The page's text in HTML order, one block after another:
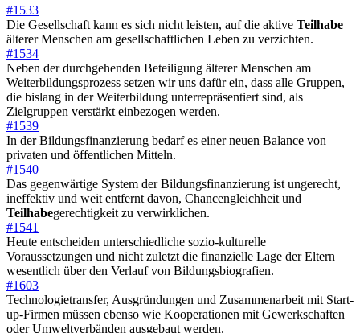
#1533
Die Gesellschaft kann es sich nicht leisten, auf die aktive Teilhabe
älterer Menschen am gesellschaftlichen Leben zu verzichten.
#1534
Neben der durchgehenden Beteiligung älterer Menschen am
Weiterbildungsprozess setzen wir uns dafür ein, dass alle Gruppen,
die bislang in der Weiterbildung unterrepräsentiert sind, als
Zielgruppen verstärkt einbezogen werden.
#1539
In der Bildungsfinanzierung bedarf es einer neuen Balance von
privaten und öffentlichen Mitteln.
#1540
Das gegenwärtige System der Bildungsfinanzierung ist ungerecht,
ineffektiv und weit entfernt davon, Chancengleichheit und
Teilhabegerechtigkeit zu verwirklichen.
#1541
Heute entscheiden unterschiedliche sozio-kulturelle
Voraussetzungen und nicht zuletzt die finanzielle Lage der Eltern
wesentlich über den Verlauf von Bildungsbiografien.
#1603
Technologietransfer, Ausgründungen und Zusammenarbeit mit Start-
up-Firmen müssen ebenso wie Kooperationen mit Gewerkschaften
oder Umweltverbänden ausgebaut werden.